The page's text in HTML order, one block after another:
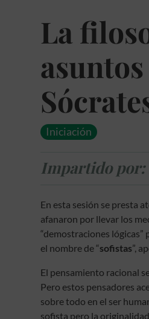
La
Iniciación
Impartido por:
En esta sesión se presta
afanaron por llevar los
“demostraciones
el nombre de “sofistas”,
El pensamiento racional
Pero estos pensadores
sobre todo en el ser
sofista pero la